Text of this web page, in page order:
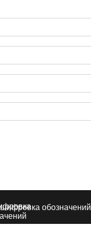
обозначений